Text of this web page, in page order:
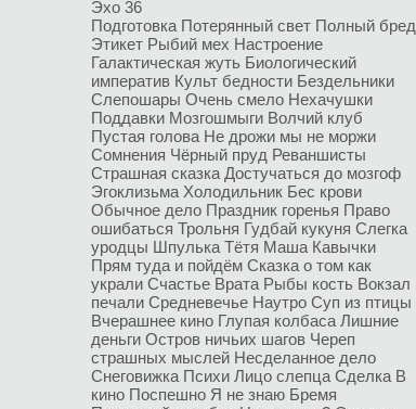
Эхо 36
Подготовка Потерянный свет Полный бред
Этикет Рыбий мех Настроение
Галактическая жуть Биологический
императив Культ бедности Бездельники
Слепошары Очень смело Нехачушки
Поддавки Мозгошмыги Волчий клуб
Пустая голова Не дрожи мы не моржи
Сомнения Чёрный пруд Реваншисты
Страшная сказка Достучаться до мозгоф
Эгоклизьма Холодильник Бес крови
Обычное дело Праздник горенья Право
ошибаться Трольня Гудбай кукуня Слегка
уродцы Шпулька Тётя Маша Кавычки
Прям туда и пойдём Сказка о том как
украли Счастье Врата Рыбы кость Вокзал
печали Средневечье Наутро Суп из птицы
Вчерашнее кино Глупая колбаса Лишние
деньги Остров ничьих шагов Череп
страшных мыслей Несделанное дело
Снеговижка Психи Лицо слепца Сделка В
кино Поспешно Я не знаю Бремя